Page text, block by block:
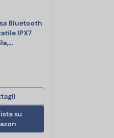
Cassa Bluetooth
Microfono Integrato e
Piccolo con Ventosa per
Bluetooth
IPX7
RIENOK Cassa Bluetooth
su